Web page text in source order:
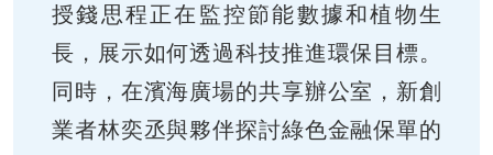
授錢思程正在監控節能數據和植物生
長，展示如何透過科技推進環保目標。
同時，在濱海廣場的共享辦公室，新創
業者林奕丞與夥伴探討綠色金融保單的